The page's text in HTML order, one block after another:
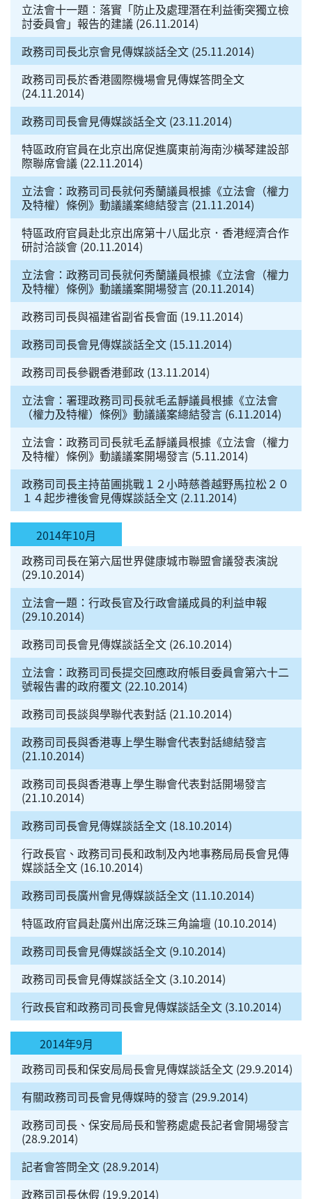
立法會十一題︰落實「防止及處理潛在利益衝突獨立檢
討委員會」報告的建議 (26.11.2014)
政務司司長北京會見傳媒談話全文 (25.11.2014)
政務司司長於香港國際機場會見傳媒答問全文
(24.11.2014)
政務司司長會見傳媒談話全文 (23.11.2014)
特區政府官員在北京出席促進廣東前海南沙橫琴建設部
際聯席會議 (22.11.2014)
立法會：政務司司長就何秀蘭議員根據《立法會（權力
及特權）條例》動議議案總結發言 (21.11.2014)
特區政府官員赴北京出席第十八屆北京．香港經濟合作
研討洽談會 (20.11.2014)
立法會：政務司司長就何秀蘭議員根據《立法會（權力
及特權）條例》動議議案開場發言 (20.11.2014)
政務司司長與福建省副省長會面 (19.11.2014)
政務司司長會見傳媒談話全文 (15.11.2014)
政務司司長參觀香港郵政 (13.11.2014)
立法會：署理政務司司長就毛孟靜議員根據《立法會
（權力及特權）條例》動議議案總結發言 (6.11.2014)
立法會：政務司司長就毛孟靜議員根據《立法會（權力
及特權）條例》動議議案開場發言 (5.11.2014)
政務司司長主持苗圃挑戰１２小時慈善越野馬拉松２０
１４起步禮後會見傳媒談話全文 (2.11.2014)
2014年10月
政務司司長在第六屆世界健康城市聯盟會議發表演說
(29.10.2014)
立法會一題：行政長官及行政會議成員的利益申報
(29.10.2014)
政務司司長會見傳媒談話全文 (26.10.2014)
立法會：政務司司長提交回應政府帳目委員會第六十二
號報告書的政府覆文 (22.10.2014)
政務司司長談與學聯代表對話 (21.10.2014)
政務司司長與香港專上學生聯會代表對話總結發言
(21.10.2014)
政務司司長與香港專上學生聯會代表對話開場發言
(21.10.2014)
政務司司長會見傳媒談話全文 (18.10.2014)
行政長官、政務司司長和政制及內地事務局局長會見傳
媒談話全文 (16.10.2014)
政務司司長廣州會見傳媒談話全文 (11.10.2014)
特區政府官員赴廣州出席泛珠三角論壇 (10.10.2014)
政務司司長會見傳媒談話全文 (9.10.2014)
政務司司長會見傳媒談話全文 (3.10.2014)
行政長官和政務司司長會見傳媒談話全文 (3.10.2014)
2014年9月
政務司司長和保安局局長會見傳媒談話全文 (29.9.2014)
有關政務司司長會見傳媒時的發言 (29.9.2014)
政務司司長、保安局局長和警務處處長記者會開場發言
(28.9.2014)
記者會答問全文 (28.9.2014)
政務司司長休假 (19.9.2014)